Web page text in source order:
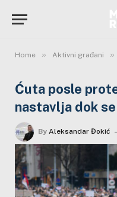
Home » Aktivni građani »
Ćuta posle
nastavlja dok
By Aleksandar Đokić